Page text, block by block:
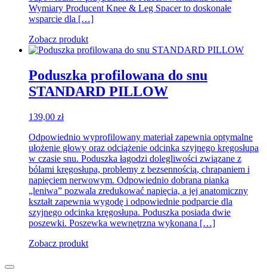
Wymiary Producent Knee & Leg Spacer to doskonałe
wsparcie dla […]
Zobacz produkt
Poduszka profilowana do snu
STANDARD PILLOW
139,00 zł
Odpowiednio wyprofilowany materiał zapewnia optymalne
ułożenie głowy oraz odciążenie odcinka szyjnego kręgosłupa
w czasie snu. Poduszka łagodzi dolegliwości związane z
bólami kręgosłupa, problemy z bezsennością, chrapaniem i
napięciem nerwowym. Odpowiednio dobrana pianka
„leniwa” pozwala zredukować napięcia, a jej anatomiczny
kształt zapewnia wygodę i odpowiednie podparcie dla
szyjnego odcinka kręgosłupa. Poduszka posiada dwie
poszewki. Poszewka wewnętrzna wykonana […]
Zobacz produkt